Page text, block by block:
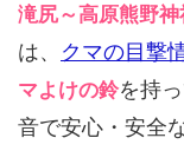
滝尻～高原熊野
は、 クマの目撃
マよけの鈴を持
音で安心・安全